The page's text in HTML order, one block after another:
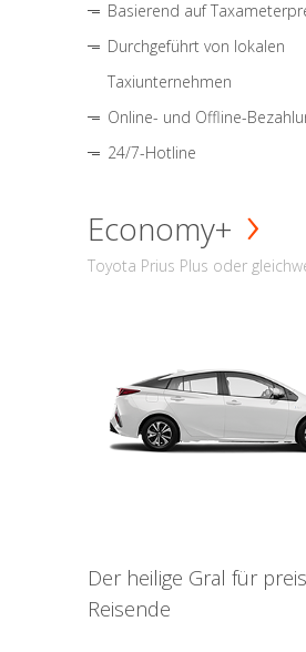
Basierend auf
Durchgeführt von lokalen
Taxiunternehmen
Online- und Offline-
24/7-Hotline
Economy+
Toyota Prius Plus oder
Der heilige Gral für
Reisende